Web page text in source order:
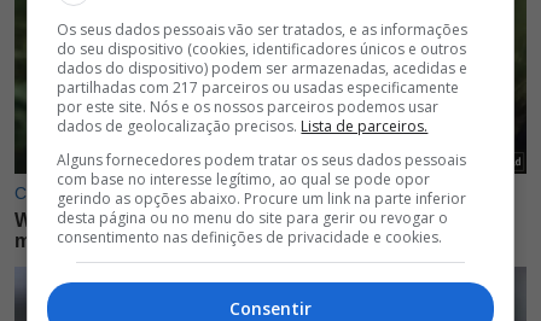
Os seus dados pessoais vão ser tratados, e as informações
do seu dispositivo (cookies, identificadores únicos e outros
dados do dispositivo) podem ser armazenadas, acedidas e
partilhadas com 217 parceiros ou usadas especificamente
por este site. Nós e os nossos parceiros podemos usar
dados de geolocalização precisos. Lista de parceiros.
Alguns fornecedores podem tratar os seus dados pessoais
com base no interesse legítimo, ao qual se pode opor
gerindo as opções abaixo. Procure um link na parte inferior
desta página ou no menu do site para gerir ou revogar o
consentimento nas definições de privacidade e cookies.
Consentir